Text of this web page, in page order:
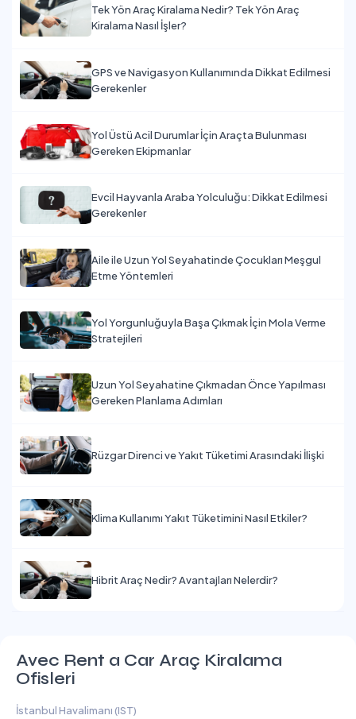
Tek Yön Araç Kiralama Nedir? Tek Yön Araç
Kiralama Nasıl İşler?
GPS ve Navigasyon Kullanımında Dikkat Edilmesi
Gerekenler
Yol Üstü Acil Durumlar İçin Araçta Bulunması
Gereken Ekipmanlar
Evcil Hayvanla Araba Yolculuğu: Dikkat Edilmesi
Gerekenler
Aile ile Uzun Yol Seyahatinde Çocukları Meşgul
Etme Yöntemleri
Yol Yorgunluğuyla Başa Çıkmak İçin Mola Verme
Stratejileri
Uzun Yol Seyahatine Çıkmadan Önce Yapılması
Gereken Planlama Adımları
Rüzgar Direnci ve Yakıt Tüketimi Arasındaki İlişki
Klima Kullanımı Yakıt Tüketimini Nasıl Etkiler?
Hibrit Araç Nedir? Avantajları Nelerdir?
Avec Rent a Car Araç Kiralama
Ofisleri
İstanbul Havalimanı (IST)